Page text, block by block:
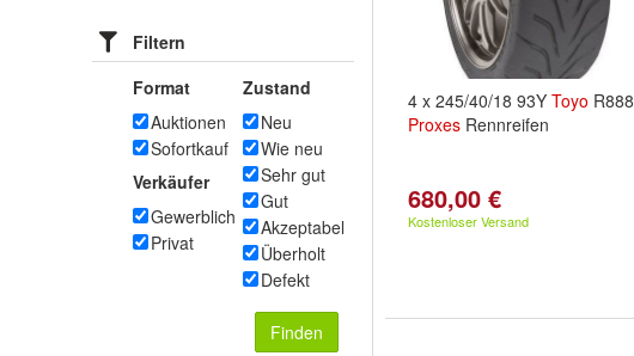
Filtern
Format
Auktionen
Sofortkauf
Verkäufer
Gewerblich
Privat
Zustand
Neu
Wie neu
Sehr gut
Gut
Akzeptabel
Überholt
Defekt
Finden
4 x 245/40/18 93Y Toyo R888
Proxes Rennreifen
680,00 €
Kostenloser Versand